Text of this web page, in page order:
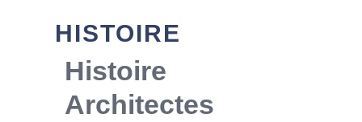
HISTOIRE
Histoire
Architectes